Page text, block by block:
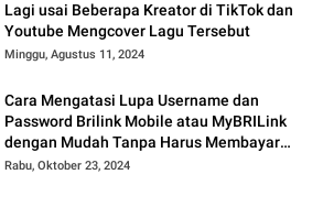
Lagi usai Beberapa Kreator di TikTok dan
Youtube Mengcover Lagu Tersebut
Minggu, Agustus 11, 2024
Cara Mengatasi Lupa Username dan
Password Brilink Mobile atau MyBRILink
dengan Mudah Tanpa Harus Membayar
Jasa
Rabu, Oktober 23, 2024